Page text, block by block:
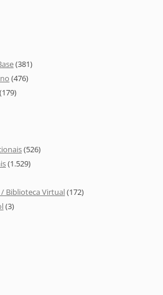
(381)
(476)
(179)
(526)
(1.529)
Biblioteca Virtual(172)
(3)